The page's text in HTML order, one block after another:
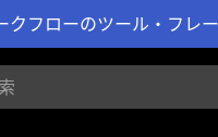
クフローのツール・フレ